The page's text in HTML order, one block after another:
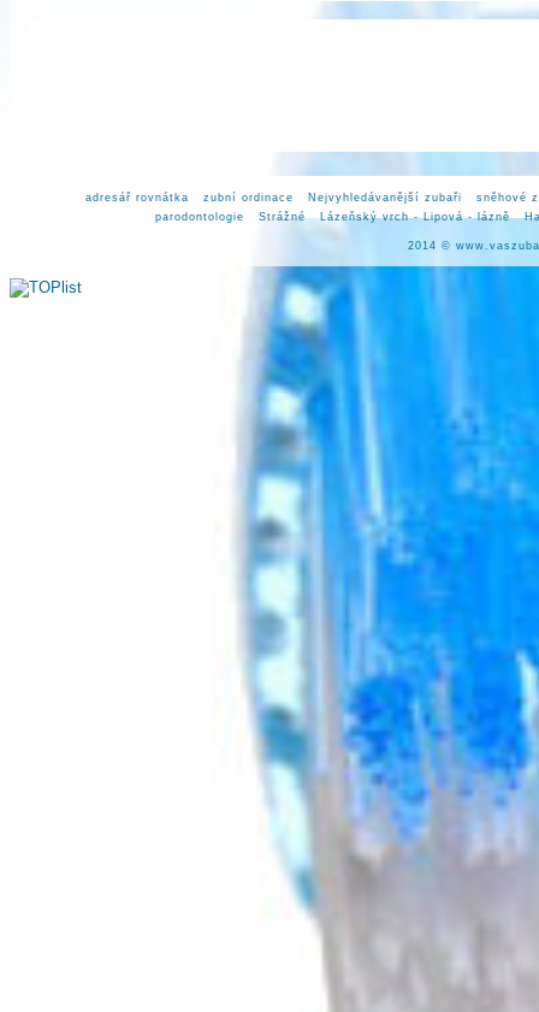
adresář rovnátka zubní ordinace Nejvyhledávanější zubaři
sněhové
parodontologie
Strážné Lázeňský vrch - Lipová - lázně
2014 ©